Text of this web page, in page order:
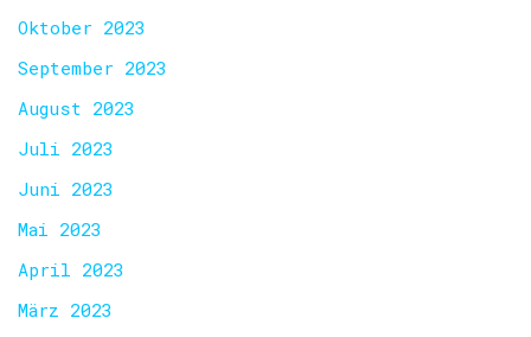
Oktober 2023
September 2023
August 2023
Juli 2023
Juni 2023
Mai 2023
April 2023
März 2023